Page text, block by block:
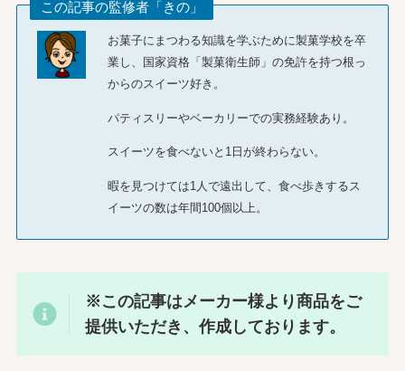
この記事の監修者「きの」
お菓子にまつわる知識を学ぶために製菓学校を卒
業し、国家資格「製菓衛生師」の免許を持つ根っ
からのスイーツ好き。
パティスリーやベーカリーでの実務経験あり。
スイーツを食べないと1日が終わらない。
暇を見つけては1人で遠出して、食べ歩きするス
イーツの数は年間100個以上。
※この記事はメーカー様より商品をご
提供いただき、作成しております。